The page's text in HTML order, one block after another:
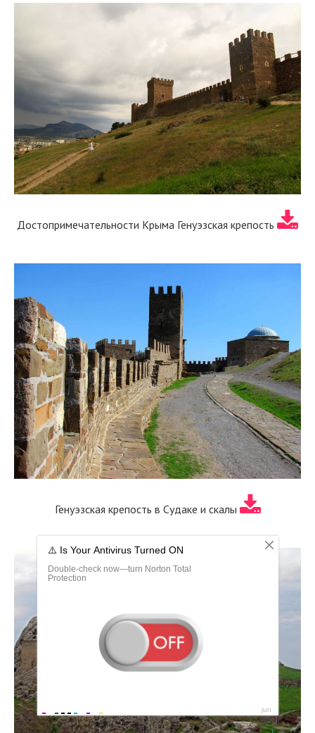
Достопримечательности Крыма Генуэзская крепость
Генуэзская крепость в Судаке и скалы